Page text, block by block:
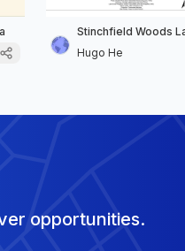
Stinchfield Woods
Hugo He
opportunities.